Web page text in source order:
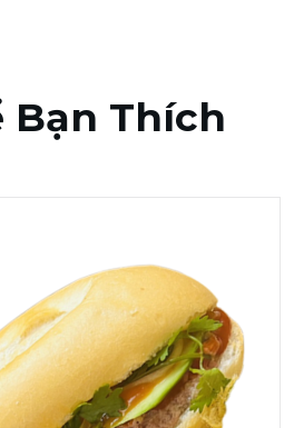
Bạn Thích